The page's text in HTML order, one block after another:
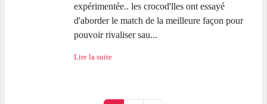
expérimentée.. les crocod'lles ont essayé
d'aborder le match de la meilleure façon pour
pouvoir rivaliser sau...
Lire la suite